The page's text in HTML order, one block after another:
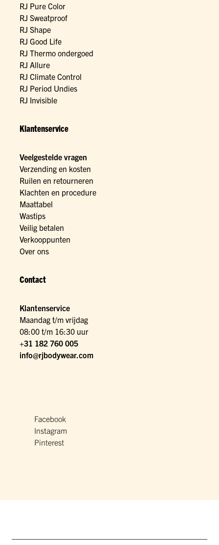
RJ Pure Color
RJ Sweatproof
RJ Shape
RJ Good Life
RJ Thermo ondergoed
RJ Allure
RJ Climate Control
RJ Period Undies
RJ Invisible
Klantenservice
Veelgestelde vragen
Verzending en kosten
Ruilen en retourneren
Klachten en procedure
Maattabel
Wastips
Veilig betalen
Verkooppunten
Over ons
Contact
Klantenservice
Maandag t/m vrijdag
08:00 t/m 16:30 uur
+31 182 760 005
info@rjbodywear.com
Facebook
Instagram
Pinterest